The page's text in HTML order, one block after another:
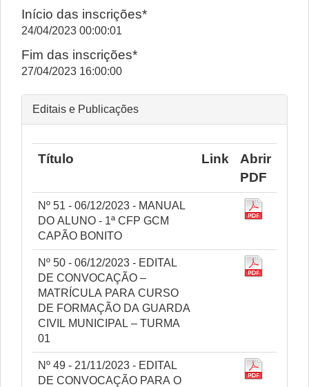
Início das inscrições*
24/04/2023 00:00:01
Fim das inscrições*
27/04/2023 16:00:00
Editais e Publicações
Título Link
Abrir
PDF
Nº 51 - 06/12/2023 - MANUAL
DO ALUNO - 1ª CFP GCM
CAPÃO BONITO
Nº 50 - 06/12/2023 - EDITAL
DE CONVOCAÇÃO –
MATRÍCULA PARA CURSO
DE FORMAÇÃO DA GUARDA
CIVIL MUNICIPAL – TURMA
01
Nº 49 - 21/11/2023 - EDITAL
DE CONVOCAÇÃO PARA O